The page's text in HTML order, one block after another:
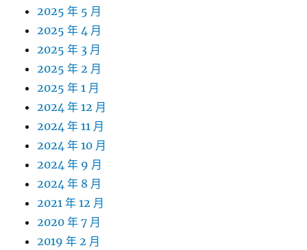
2025 年 5 月
2025 年 4 月
2025 年 3 月
2025 年 2 月
2025 年 1 月
2024 年 12 月
2024 年 11 月
2024 年 10 月
2024 年 9 月
2024 年 8 月
2021 年 12 月
2020 年 7 月
2019 年 2 月